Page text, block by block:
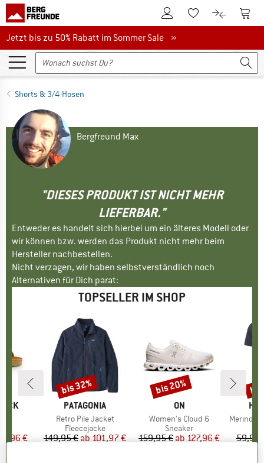
Zum KundenkontoZum Merkzettel.
Zum Zum
Jetzt bis zu 50% Rabatt im Sommer Sale
Jetzt bis zu 50% Rabatt im Sommer Sale »
Shorts & 3/4-Hosen
Bergfreund Max
"DIESES PRODUKT IST NICHT MEHR
LIEFERBAR."
Entweder es handelt sich hierbei um ein älteres Modell oder
wir können bzw. werden das Produkt nicht mehr beim
Hersteller nachbestellen.
Nicht verzagen, wir haben selbstverständlich noch
Alternativen für Dich parat:
TOPSELLER IM SHOP
Preis
€
MARKE
PATAGONIA
Artikel
Retro Pile Jacket
Produktgruppe
Fleecejacke
Preis
149,95 € reduzierter Preis
ab 101,97 €
Rabatt
bis 32%
MARKE
ON
Artikel
Women's Cloud 6
Produktgruppe
Sneaker
Preis
159,95 € reduzierter Preis
ab 127,96 €
Rabatt
bis 20%
Artikel
MerinoMix150
59,95